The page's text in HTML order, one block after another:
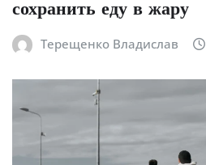
сохранить еду в жару
Терещенко Владислав